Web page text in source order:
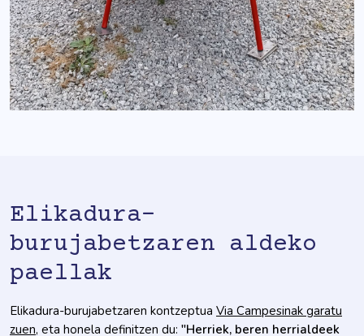
Elikadura-
burujabetzaren aldeko
paellak
Elikadura-burujabetzaren kontzeptua Via Campesinak garatu
zuen, eta honela definitzen du: "Herriek, beren herrialdeek